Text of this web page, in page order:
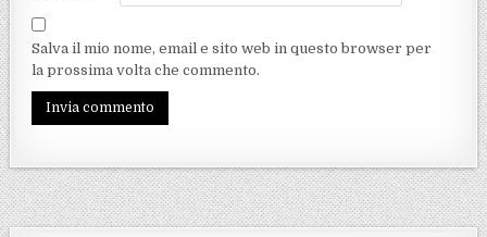
Salva il mio nome, email e sito web in questo browser per
la prossima volta che commento.